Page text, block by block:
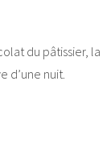
du pâtissier, la
d’une nuit.